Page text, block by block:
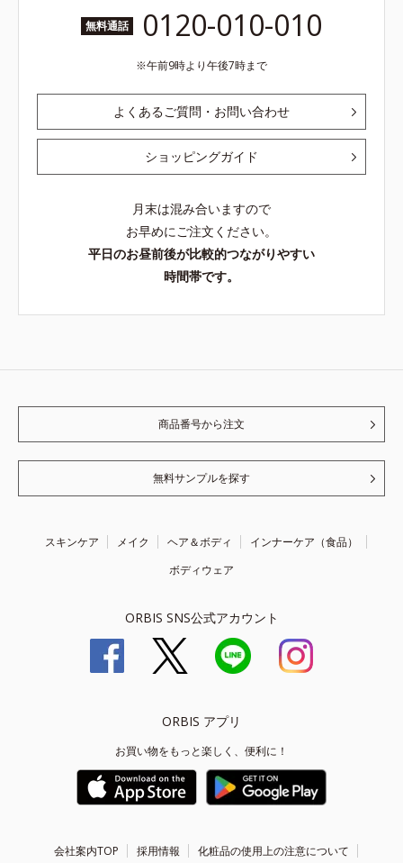
無料通話 0120-010-010
午前9時より午後7時まで
よくあるご質問・お問い合わせ
ショッピングガイド
月末は混み合いますので
お早めにご注文ください。
平日のお昼前後が比較的つながりやすい
時間帯です。
商品番号から注文
無料サンプルを探す
スキンケア メイク ヘア＆ボディ
インナーケア（食品）
ボディウェア
ORBIS SNS公式アカウント
ORBIS アプリ
お買い物をもっと楽しく、便利に！
会社案内TOP 採用情報 化粧品の使用上の注意について